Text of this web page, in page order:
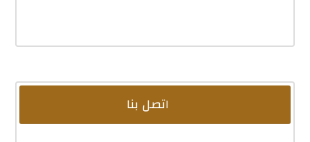
اتصل بنا